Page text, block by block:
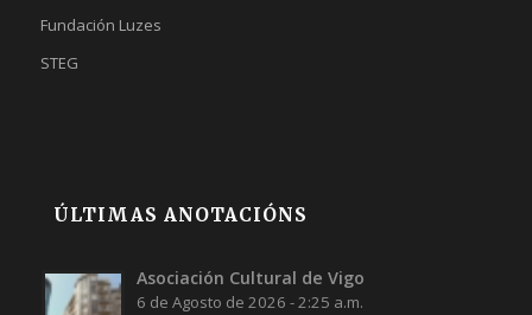
Fundación Luzes
STEG
ÚLTIMAS ANOTACIÓNS
Asociación Cultural de Vigo
6 de Agosto de 2026 - 2:25 a.m.